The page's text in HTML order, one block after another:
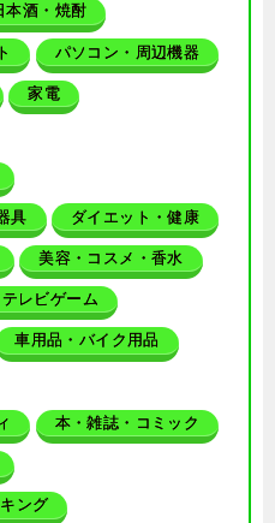
本酒・焼酎
パソコン・周辺機器
家電
具 ダイエット・健康
美容・コスメ・香水
テレビゲーム
車用品・バイク用品
本・雑誌・コミック
ング